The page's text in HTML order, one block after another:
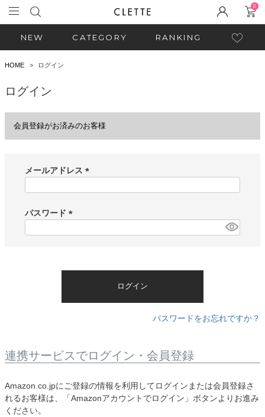
0
NEW CATEGORY RANKING
HOME ログイン
ログイン
会員登録がお済みのお客様
メールアドレス
)
パスワード
ログイン
パスワードをお忘れですか？
連携サービスでログイン・会員登録
Amazon.co.jpにご登録の情報を利用してログインまたは会員登録さ
れるお客様は、「Amazonアカウントでログイン」ボタンよりお進み
ください。